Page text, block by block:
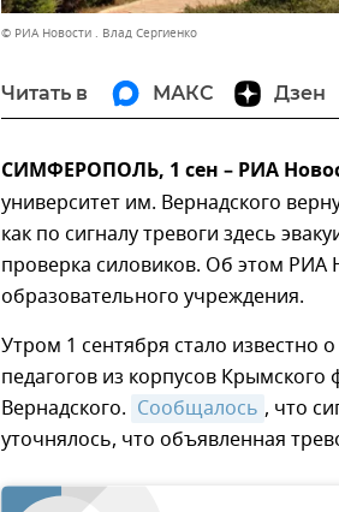
© РИА Новости . Влад Сергиенко
Читать в МАКС Дзен
СИМФЕРОПОЛЬ, 1 сен – РИА
университет им. Вернадского
как по сигналу тревоги здесь
проверка силовиков. Об этом
образовательного учреждения.
Утром 1 сентября стало известно
педагогов из корпусов
Вернадского. Сообщалось , что
уточнялось, что объявленная